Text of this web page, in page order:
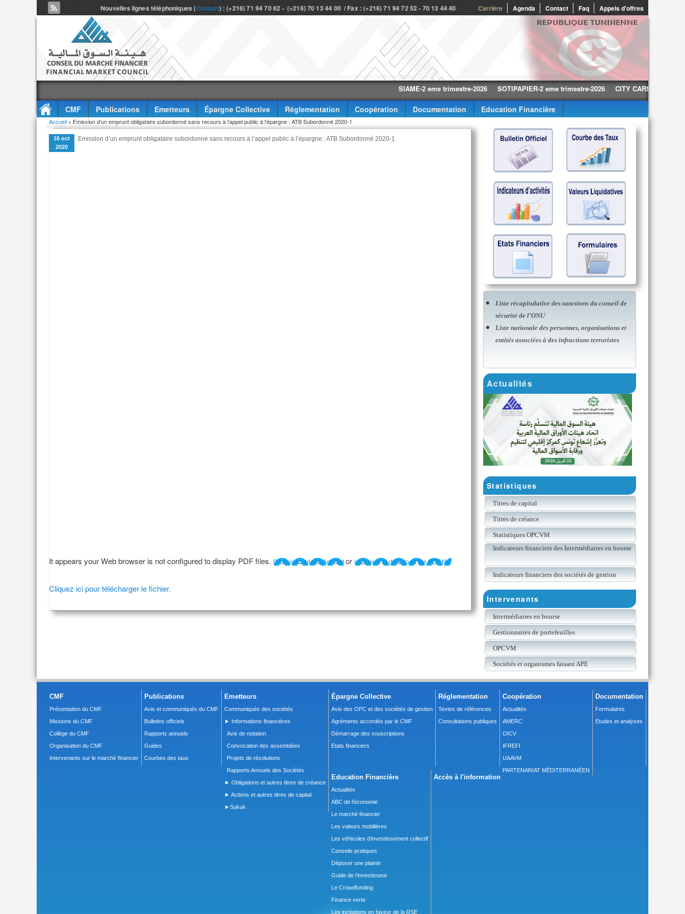
Carrière Agenda Contact Faq Appels d'offres
Nouvelles lignes téléphoniques (Contact) : (+216) 71 94 70 62 - (+216) 70 13 44 00 / Fax : (+216) 71 94 72 52 - 70 13 44 40
SIAME-2 eme trimestre-2026 SOTIPAPIER-2 eme trimestre-2026 CITY CARS-2 eme trimestre-
CMF Publications Emetteurs Épargne Collective Réglementation Coopération Documentation
Education Financière
Accès à l'information
Vous êtes ici
Accueil » Emission d’un emprunt obligataire subordonné sans recours à l’appel public à l’épargne : ATB Subordonné 2020‐1
16 oct
2020
Emission d’un emprunt obligataire subordonné sans recours à l’appel public à l’épargne : ATB Subordonné 2020‐1
It appears your Web browser is not configured to display PDF files. Download adobe Acrobator click here to download the PDF file.
Cliquez ici pour télécharger le fichier.
Liste récapitulative des sanctions du conseil de
sécurité de l’ONU
Liste nationale des personnes, organisations et
entités associées à des infractions terroristes
Actualités
Statistiques
Titres de capital
Titres de créance
Statistiques OPCVM
Indicateurs financiers des Intermédiaires en bourse
Indicateurs financiers des sociétés de gestion
Intervenants
Intermédiaires en bourse
Gestionnaires de portefeuilles
OPCVM
Sociétés et organismes faisant APE
CMF
Présentation du CMF
Missions du CMF
Collège du CMF
Organisation du CMF
Intervenants sur le marché financier
Publications
Avis et communiqués du CMF
Bulletins officiels
Rapports annuels
Guides
Courbes des taux
Emetteurs
Communiqués des sociétés
► Informations financières
Avis de notation
Convocation des assemblées
Projets de résolutions
Rapports Annuels des Sociétés
► Obligations et autres titres de créance
► Actions et autres titres de capital
►Sukuk
Épargne Collective
Avis des OPC et des sociétés de gestion
Agréments accordés par le CMF
Démarrage des souscriptions
Etats financiers
Réglementation
Textes de références
Consultations publiques
Coopération
Actualités
AMERC
OICV
IFREFI
UAAVM
PARTENARIAT MÉDITERRANÉEN
Documentation
Formulaires
Etudes et analyses
Education Financière
Actualités
ABC de l’économie
Le marché financier
Les valeurs mobilières
Les véhicules d’investissement collectif
Conseils pratiques
Déposer une plainte
Guide de l’investisseur
Le Crowdfunding
Finance verte
Les incitations en faveur de la RSE
Accès à l'information